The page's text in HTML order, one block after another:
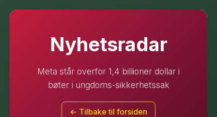
Nyhetsradar
Meta står overfor 1,4 billioner dollar i
bøter i ungdoms-sikkerhetssak
← Tilbake til forsiden